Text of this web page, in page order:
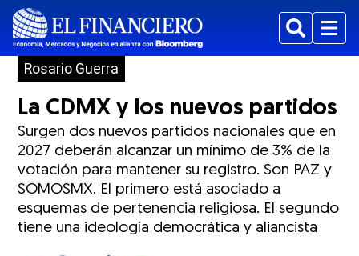
BuscarMenu
Rosario Guerra
La CDMX y los nuevos partidos
Surgen dos nuevos partidos nacionales que en
2027 deberán alcanzar un mínimo de 3% de la
votación para mantener su registro. Son PAZ y
SOMOSMX. El primero está asociado a
esquemas de pertenencia religiosa. El segundo
tiene una ideología democrática y aliancista